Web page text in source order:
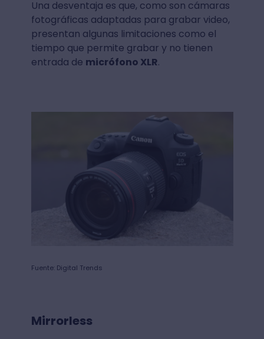
mencionadas anteriormente, esta cámara
permite incluirtipos de lentespara
cámara de video. Además, tiene sensores
de imagen muy grandes, por lo que la
calidad es enorme y la profundidad de
fotográficas adaptadas para grabar video,
presentan algunas limitaciones como el
tiempo que permite grabar y no tienen
micrófono XLR